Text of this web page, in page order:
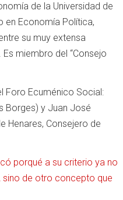
de la Universidad de
en Economía Política,
su muy extensa
miembro del “Consejo
Foro Ecuménico Social:
Borges) y Juan José
Henares, Consejero de
porqué a su criterio ya no
sino de otro concepto que